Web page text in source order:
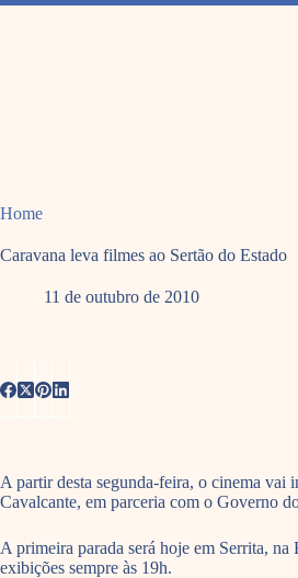
Pular
Home
Caravana leva filmes ao Sertão do Estado
11 de outubro de 2010
A partir desta segunda-feira, o cinema vai
Cavalcante, em parceria com o Governo
A primeira parada será hoje em Serrita,
exibições sempre às 19h.